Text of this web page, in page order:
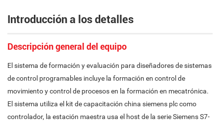
Introducción a los detalles
Descripción general del equipo
El sistema de formación y evaluación para diseñadores de sistemas
de control programables incluye la formación en control de
movimiento y control de procesos en la formación en mecatrónica.
El sistema utiliza el kit de capacitación china siemens plc como
controlador, la estación maestra usa el host de la serie Siemens S7-